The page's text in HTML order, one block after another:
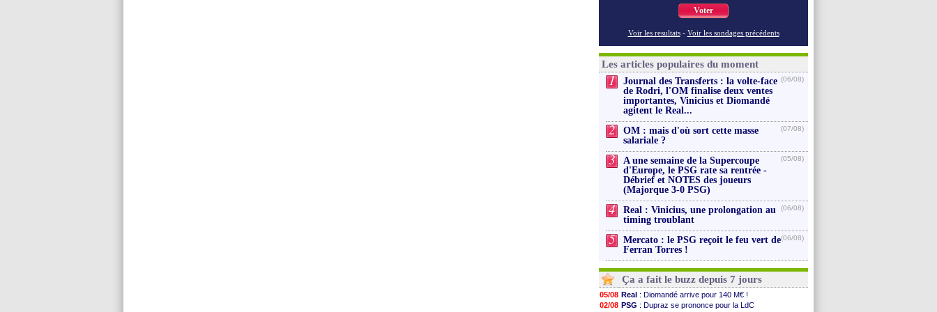
Voter
Voir les resultats - Voir les sondages précédents
Les articles populaires du moment
1
Journal des Transferts : la volte-face
de Rodri, l'OM finalise deux ventes
importantes, Vinicius et Diomandé
agitent le Real...
(06/08)
2
OM : mais d'où sort cette masse
salariale ?
(07/08)
3
A une semaine de la Supercoupe
d'Europe, le PSG rate sa rentrée -
Débrief et NOTES des joueurs
(Majorque 3-0 PSG)
(05/08)
4
Real : Vinicius, une prolongation au
timing troublant
(06/08)
5
Mercato : le PSG reçoit le feu vert de
Ferran Torres !
(06/08)
Ça a fait le buzz depuis 7 jours
05/08 Real : Diomandé arrive pour 140 M€ !
02/08 PSG : Dupraz se prononce pour la LdC